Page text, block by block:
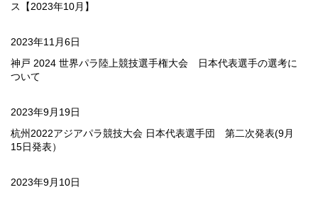
ス【2023年10月】
2023年11月6日
神戸 2024 世界パラ陸上競技選手権大会 日本代表選手の選考に
ついて
2023年9月19日
杭州2022アジアパラ競技大会 日本代表選手団 第二次発表(9月
15日発表）
2023年9月10日